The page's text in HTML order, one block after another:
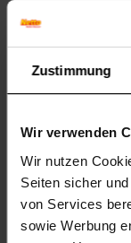
Zustimmung
Wir verwenden
Wir nutzen
Seiten sicher
von Services
sowie Werbung
Garantie:
Herstellergarantie
Konstruktion und